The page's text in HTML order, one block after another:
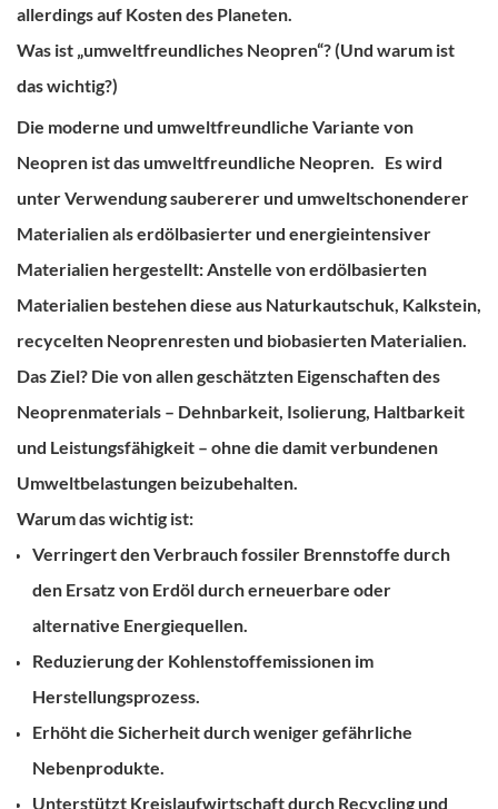
allerdings auf Kosten des Planeten.
Was ist „umweltfreundliches Neopren“? (Und warum ist
das wichtig?)
Die moderne und umweltfreundliche Variante von
Neopren ist das umweltfreundliche Neopren. Es wird
unter Verwendung saubererer und umweltschonenderer
Materialien als erdölbasierter und energieintensiver
Materialien hergestellt: Anstelle von erdölbasierten
Materialien bestehen diese aus Naturkautschuk, Kalkstein,
recycelten Neoprenresten und biobasierten Materialien.
Das Ziel? Die von allen geschätzten Eigenschaften des
Neoprenmaterials – Dehnbarkeit, Isolierung, Haltbarkeit
und Leistungsfähigkeit – ohne die damit verbundenen
Umweltbelastungen beizubehalten.
Warum das wichtig ist:
Verringert den Verbrauch fossiler Brennstoffe durch
den Ersatz von Erdöl durch erneuerbare oder
alternative Energiequellen.
Reduzierung der Kohlenstoffemissionen im
Herstellungsprozess.
Erhöht die Sicherheit durch weniger gefährliche
Nebenprodukte.
Unterstützt Kreislaufwirtschaftdurch Recycling und